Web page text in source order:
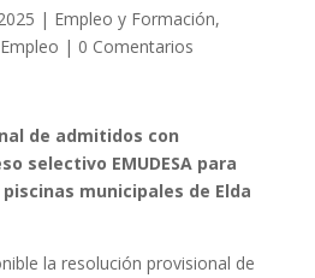
| Empleo y Formación,
| 0 Comentarios
de admitidos con
selectivo EMUDESA para
municipales de Elda
la resolución provisional de